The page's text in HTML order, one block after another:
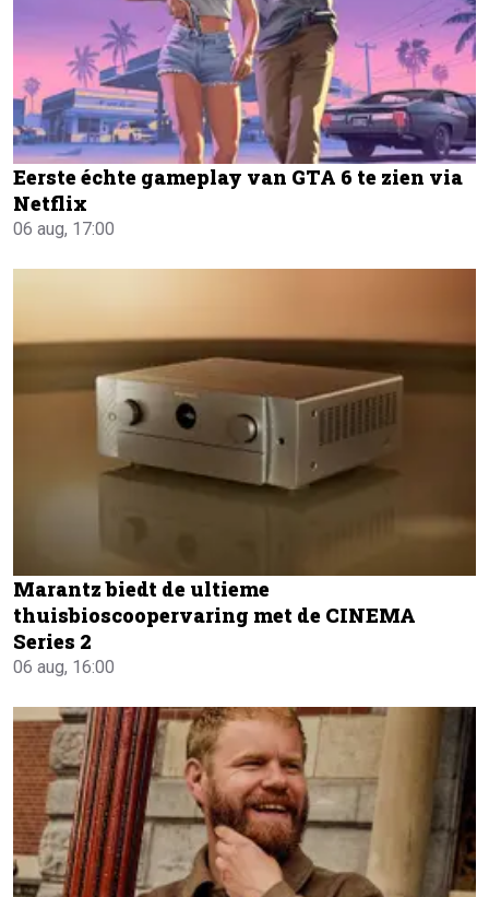
Eerste échte gameplay van GTA 6 te zien via
Netflix
06 aug, 17:00
Marantz biedt de ultieme
thuisbioscoopervaring met de CINEMA
Series 2
06 aug, 16:00